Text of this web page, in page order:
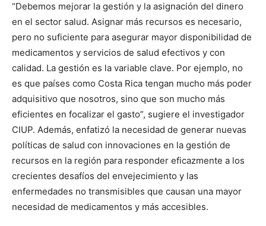
“Debemos mejorar la gestión y la asignación del dinero
en el sector salud. Asignar más recursos es necesario,
pero no suficiente para asegurar mayor disponibilidad de
medicamentos y servicios de salud efectivos y con
calidad. La gestión es la variable clave. Por ejemplo, no
es que países como Costa Rica tengan mucho más poder
adquisitivo que nosotros, sino que son mucho más
eficientes en focalizar el gasto”, sugiere el investigador
CIUP. Además, enfatizó la necesidad de generar nuevas
políticas de salud con innovaciones en la gestión de
recursos en la región para responder eficazmente a los
crecientes desafíos del envejecimiento y las
enfermedades no transmisibles que causan una mayor
necesidad de medicamentos y más accesibles.